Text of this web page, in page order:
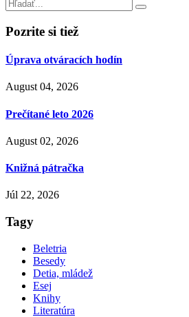
Pozrite si tiež
Úprava otváracích hodín
August 04, 2026
Prečítané leto 2026
August 02, 2026
Knižná pátračka
Júl 22, 2026
Tagy
Beletria
Besedy
Detia, mládež
Esej
Knihy
Literatúra